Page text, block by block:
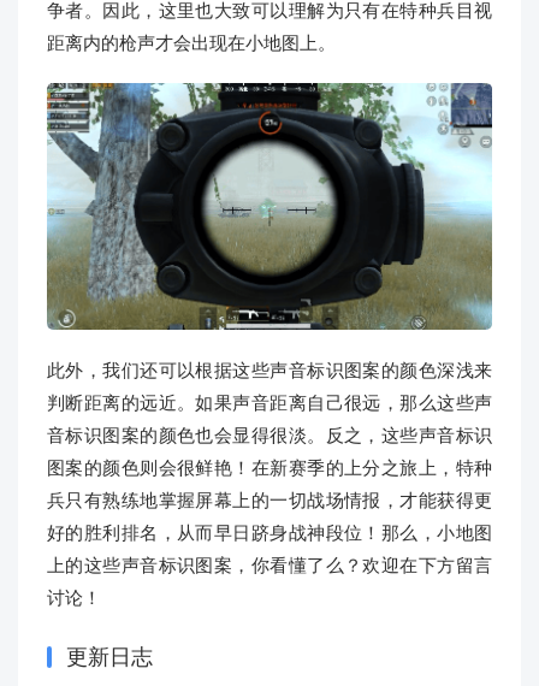
争者。因此，这里也大致可以理解为只有在特种兵目视
距离内的枪声才会出现在小地图上。
此外，我们还可以根据这些声音标识图案的颜色深浅来
判断距离的远近。如果声音距离自己很远，那么这些声
音标识图案的颜色也会显得很淡。反之，这些声音标识
图案的颜色则会很鲜艳！在新赛季的上分之旅上，特种
兵只有熟练地掌握屏幕上的一切战场情报，才能获得更
好的胜利排名，从而早日跻身战神段位！那么，小地图
上的这些声音标识图案，你看懂了么？欢迎在下方留言
讨论！
更新日志